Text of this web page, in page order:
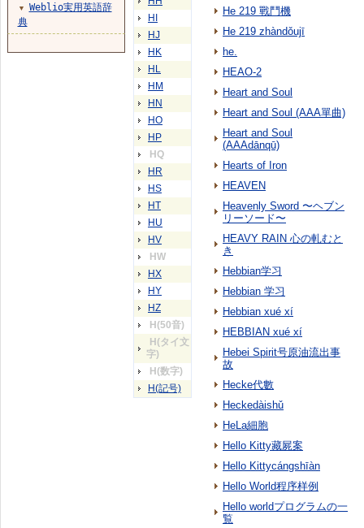
HI
HJ
HK
HL
HM
HN
HO
HP
HQ
HR
HS
HT
HU
HV
HW
HX
HY
HZ
H(50音)
H(タイ文
字)
H(数字)
H(記号)
He 219 戰鬥機
He 219 zhàndǒujī
he.
HEAO-2
Heart and Soul
Heart and Soul (AAA單曲)
Heart and Soul
(AAAdānqū)
Hearts of Iron
HEAVEN
Heavenly Sword 〜ヘブン
リーソード〜
HEAVY RAIN 心の軋むと
き
Hebbian学习
Hebbian 学习
Hebbian xué xí
HEBBIAN xué xí
Hebei Spirit号原油流出事
故
Hecke代數
Heckedàishǔ
HeLa細胞
Hello Kitty藏屍案
Hello Kittycángshīàn
Hello World程序样例
Hello worldプログラムの一
覧
▼
Weblio実用英語辞
典